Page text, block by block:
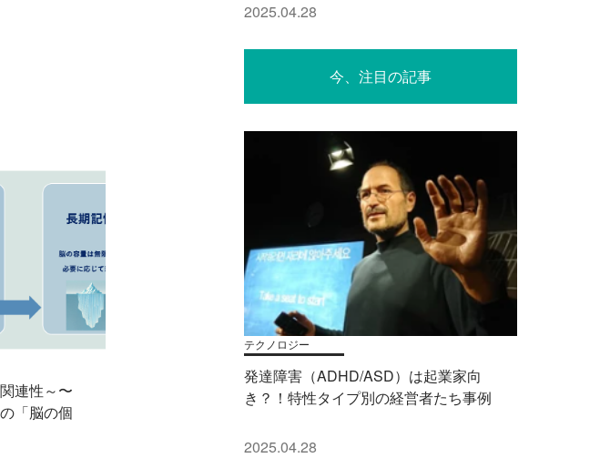
連性～〜
「脳の個
2025.04.28
今、注目の記事
テクノロジー
発達障害（ADHD/ASD）は起業家向
き？！特性タイプ別の経営者たち事例
2025.04.28